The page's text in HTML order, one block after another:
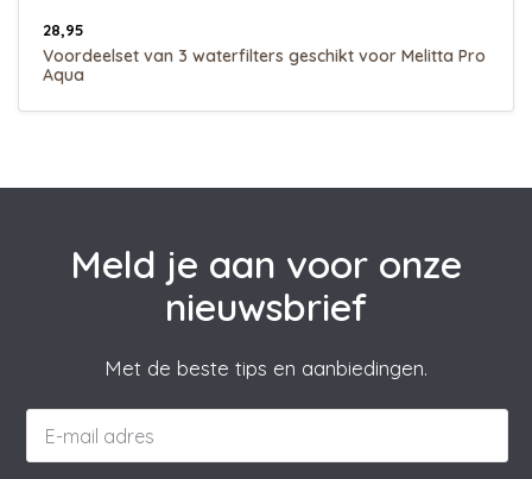
28,95
Voordeelset van 3 waterfilters geschikt voor Melitta Pro
Aqua
Meld je aan voor onze
nieuwsbrief
Met de beste tips en aanbiedingen.